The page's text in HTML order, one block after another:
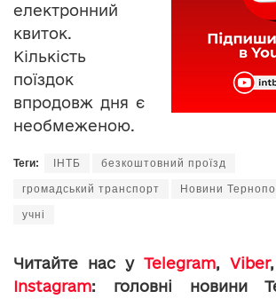
електронний
квиток.
Кількість
поїздок
впродовж дня є
необмеженою.
Теги: ІНТБ безкоштовний проїзд
громадський транспорт Новини
учні
Читайте нас у Telegram, Viber,
Instagram: головні новини